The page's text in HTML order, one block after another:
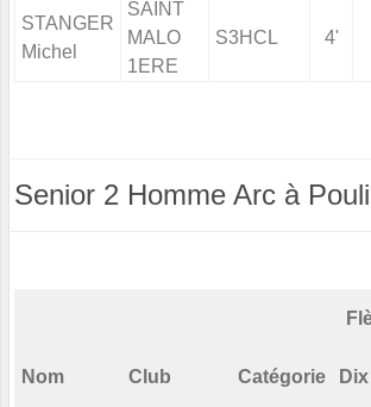
STANGER
Michel
SAINT
MALO
1ERE
S3HCL 4'
Senior 2 Homme Arc à
Nom Club Catégorie Dix